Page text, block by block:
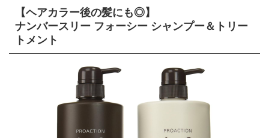
【ヘアカラー後の髪にも◎】
ナンバースリー フォーシー シャンプー＆トリー
トメント